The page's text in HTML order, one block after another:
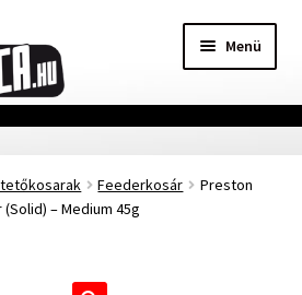
Menü
Feederkosár
Preston
– Medium 45g